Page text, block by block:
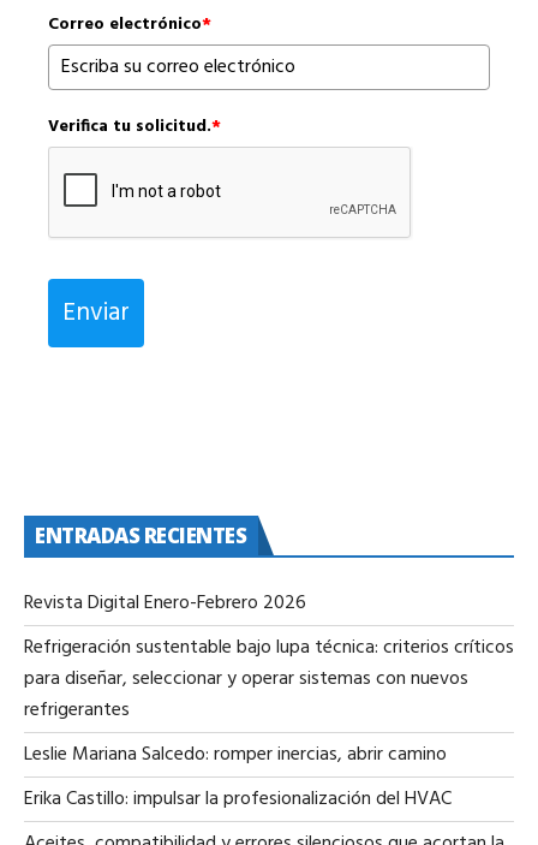
Correo electrónico*
Verifica tu solicitud.*
Enviar
ENTRADAS RECIENTES
Revista Digital Enero-Febrero 2026
Refrigeración sustentable bajo lupa técnica: criterios críticos
para diseñar, seleccionar y operar sistemas con nuevos
refrigerantes
Leslie Mariana Salcedo: romper inercias, abrir camino
Erika Castillo: impulsar la profesionalización del HVAC